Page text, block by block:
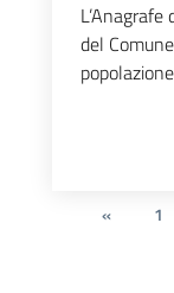
del
« 1